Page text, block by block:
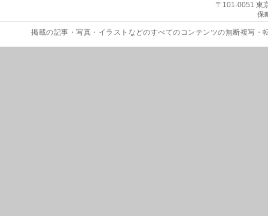
〒101-0051 東
保
掲載の記事・写真・イラストなどのすべてのコンテンツの無断複